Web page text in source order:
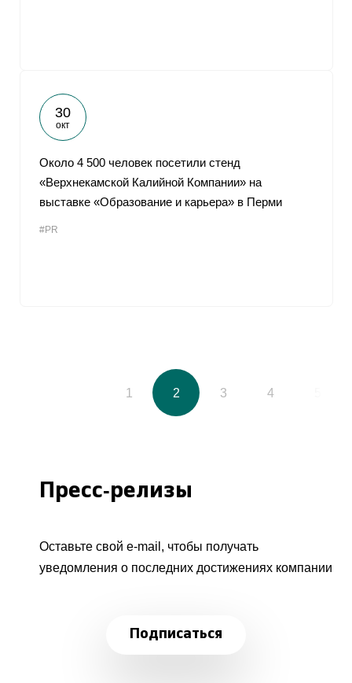
30
окт
Около 4 500 человек посетили стенд
«Верхнекамской Калийной Компании» на
выставке «Образование и карьера» в Перми
#PR
1 2 3 4
Пресс-релизы
Оставьте свой e-mail, чтобы получать
уведомления о последних достижениях компании
Подписаться